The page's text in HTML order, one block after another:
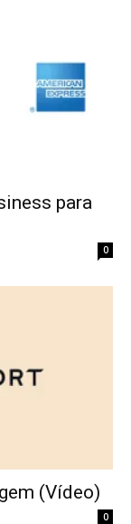
para
0
(Vídeo)
0